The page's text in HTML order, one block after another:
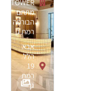
TOWER
מתחם
הבורסה
רמת גן
אבא
הלל
19
רמת
גן